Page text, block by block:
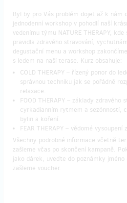
Byl by pro Vás problém dojet až k nám
jednodenní workshop v pohodlí naší
vedenímu týmu NATURE THERAPY,
pravidla zdravého stravování,
degustační menu a workshop
s ledem na naší terase. Kurz obsahuje:
COLD THERAPY – řízený ponor do
správnou techniku jak se pořádně
relaxace.
FOOD THERAPY – základy zdravého
cyrkadianním rytmem a sezónností,
bylin a koření.
FEAR THERAPY – vědomé
Všechny podrobné informace včetně
zašleme včas po skončení kampaně.
jako dárek, uveďte do poznámky jméno
zašleme voucher.